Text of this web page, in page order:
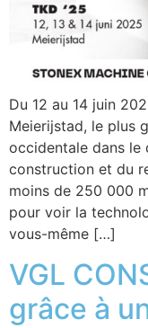
Du 12 au 14 juin
Meierijstad, le plus
occidentale dans le
construction et du
moins de 250 000
pour voir la
vous-même […]
VGL
grâce à